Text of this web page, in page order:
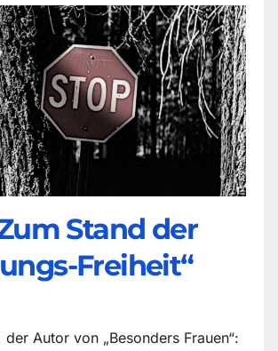
Stand der
Freiheit“
der Autor von „Besonders Frauen“: